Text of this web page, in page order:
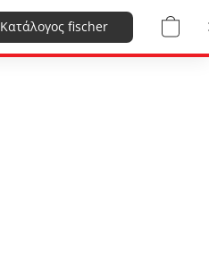
Κατάλογος fischer